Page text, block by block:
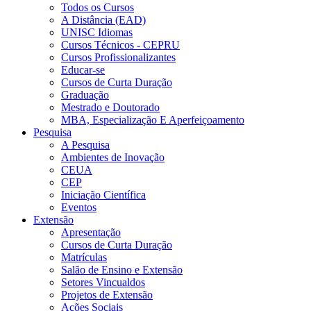
Todos os Cursos
A Distância (EAD)
UNISC Idiomas
Cursos Técnicos - CEPRU
Cursos Profissionalizantes
Educar-se
Cursos de Curta Duração
Graduação
Mestrado e Doutorado
MBA, Especialização E Aperfeiçoamento
Pesquisa
A Pesquisa
Ambientes de Inovação
CEUA
CEP
Iniciação Científica
Eventos
Extensão
Apresentação
Cursos de Curta Duração
Matrículas
Salão de Ensino e Extensão
Setores Vincualdos
Projetos de Extensão
Ações Sociais